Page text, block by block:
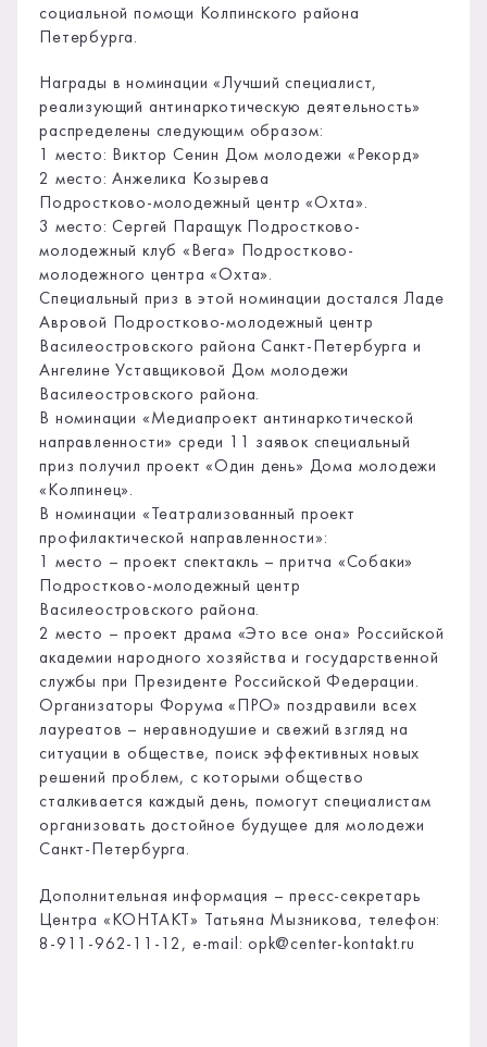
социальной помощи Колпинского района
Петербурга.
Награды в номинации «Лучший специалист,
реализующий антинаркотическую деятельность»
распределены следующим образом:
1 место: Виктор Сенин Дом молодежи «Рекорд»
2 место: Анжелика Козырева
Подростково-молодежный центр «Охта».
3 место: Сергей Паращук Подростково-
молодежный клуб «Вега» Подростково-
молодежного центра «Охта».
Специальный приз в этой номинации достался Ладе
Авровой Подростково-молодежный центр
Василеостровского района Санкт-Петербурга и
Ангелине Уставщиковой Дом молодежи
Василеостровского района.
В номинации «Медиапроект антинаркотической
направленности» среди 11 заявок специальный
приз получил проект «Один день» Дома молодежи
«Колпинец».
В номинации «Театрализованный проект
профилактической направленности»:
1 место – проект спектакль – притча «Собаки»
Подростково-молодежный центр
Василеостровского района.
2 место – проект драма «Это все она» Российской
академии народного хозяйства и государственной
службы при Президенте Российской Федерации.
Организаторы Форума «ПРО» поздравили всех
лауреатов – неравнодушие и свежий взгляд на
ситуации в обществе, поиск эффективных новых
решений проблем, с которыми общество
сталкивается каждый день, помогут специалистам
организовать достойное будущее для молодежи
Санкт-Петербурга.
Дополнительная информация – пресс-секретарь
Центра «КОНТАКТ» Татьяна Мызникова, телефон:
8-911-962-11-12, e-mail: opk@center-kontakt.ru